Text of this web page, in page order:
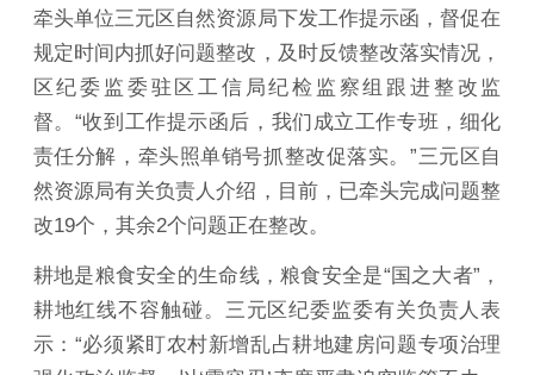
牵头单位三元区自然资源局下发工作提示函，督促在
规定时间内抓好问题整改，及时反馈整改落实情况，
区纪委监委驻区工信局纪检监察组跟进整改监
督。“收到工作提示函后，我们成立工作专班，细化
责任分解，牵头照单销号抓整改促落实。”三元区自
然资源局有关负责人介绍，目前，已牵头完成问题整
改19个，其余2个问题正在整改。
耕地是粮食安全的生命线，粮食安全是“国之大者”，
耕地红线不容触碰。三元区纪委监委有关负责人表
示：“必须紧盯农村新增乱占耕地建房问题专项治理